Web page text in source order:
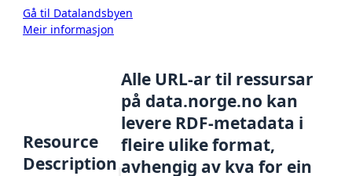
Gå til Datalandsbyen
Meir informasjon
Resource
Description
Alle URL-ar til ressursar
på data.norge.no kan
levere RDF-metadata i
fleire ulike format,
avhengig av kva for ein